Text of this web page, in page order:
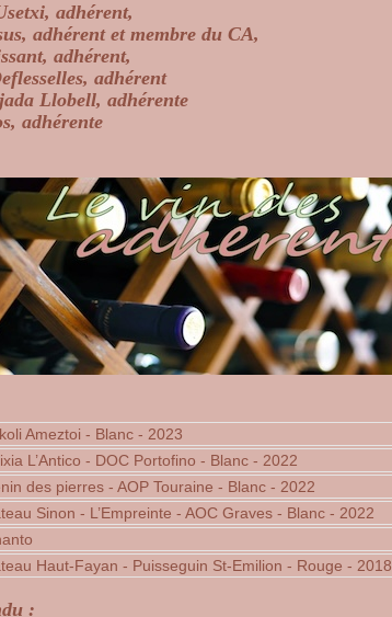
adhérent,
adhérent et membre du CA,
adhérent,
adhérent
Llobell, adhérente
adhérente
Ameztoi - Blanc - 2023
L’Antico - DOC Portofino - Blanc - 2022
des pierres - AOP Touraine - Blanc - 2022
Sinon - L’Empreinte - AOC Graves - Blanc - 2022
Haut-Fayan - Puisseguin St-Emilion - Rouge - 2018
: